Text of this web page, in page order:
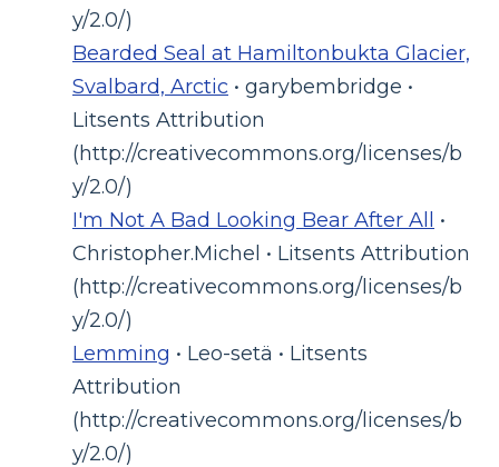
y/2.0/)
Bearded Seal at Hamiltonbukta Glacier,
Svalbard, Arctic • garybembridge •
Litsents Attribution
(http://creativecommons.org/licenses/b
y/2.0/)
I'm Not A Bad Looking Bear After All
•
Christopher.Michel • Litsents Attribution
(http://creativecommons.org/licenses/b
y/2.0/)
Lemming • Leo-setä • Litsents
Attribution
(http://creativecommons.org/licenses/b
y/2.0/)